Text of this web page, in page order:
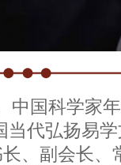
中国科学家
当代弘扬易
、副会长、